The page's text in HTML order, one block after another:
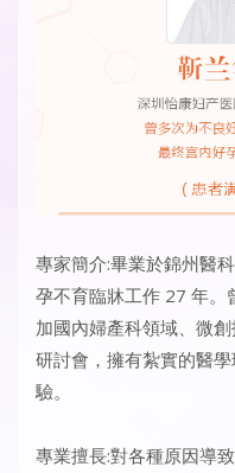
專家簡介:畢業於錦州醫
孕不育臨牀工作 27 年。
加國內婦產科領域、微
研討會，擁有紮實的醫
驗。
專業擅長:對各種原因導